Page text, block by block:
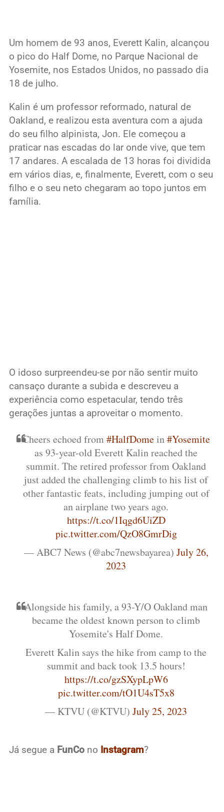
Um homem de 93 anos, Everett Kalin, alcançou
o pico do Half Dome, no Parque Nacional de
Yosemite, nos Estados Unidos, no passado dia
18 de julho.
Kalin é um professor reformado, natural de
Oakland, e realizou esta aventura com a ajuda
do seu filho alpinista, Jon. Ele começou a
praticar nas escadas do lar onde vive, que tem
17 andares. A escalada de 13 horas foi dividida
em vários dias, e, finalmente, Everett, com o seu
filho e o seu neto chegaram ao topo juntos em
família.
O idoso surpreendeu-se por não sentir muito
cansaço durante a subida e descreveu a
experiência como espetacular, tendo três
gerações juntas a aproveitar o momento.
Cheers echoed from #HalfDomein#Yosemite
as 93-year-old Everett Kalin reached the
summit. The retired professor from Oakland
just added the challenging climb to his list of
other fantastic feats, including jumping out of
an airplane two years ago.
https://t.co/1Iqgd6UiZD
pic.twitter.com/QzO8GmrDig
— ABC7 News (@abc7newsbayarea) July 26,
2023
Alongside his family, a 93-Y/O Oakland man
became the oldest known person to climb
Yosemite's Half Dome.
Everett Kalin says the hike from camp to the
summit and back took 13.5 hours!
https://t.co/gzSXypLpW6
pic.twitter.com/tO1U4sT5x8
— KTVU (@KTVU)July 25, 2023
Já segue a FunCono Instagram?